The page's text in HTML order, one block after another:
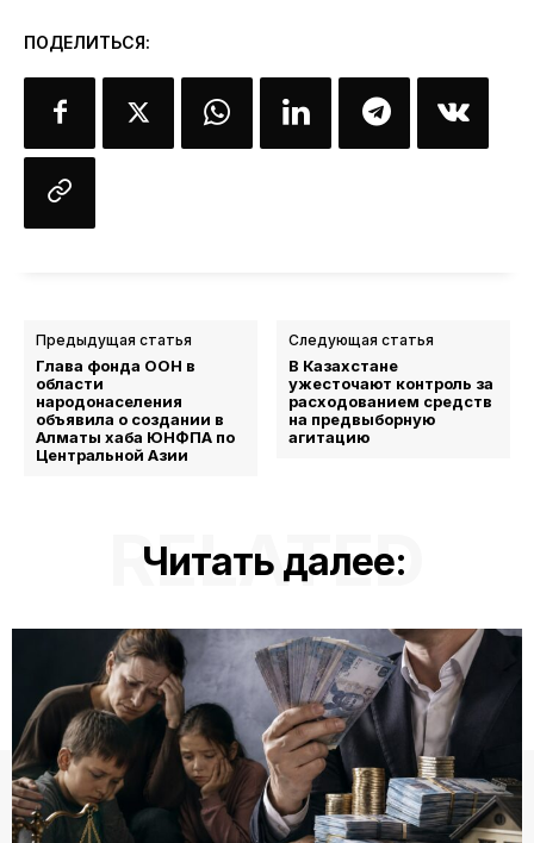
ПОДЕЛИТЬСЯ:
Предыдущая статья
Глава фонда ООН в
области
народонаселения
объявила о создании в
Алматы хаба ЮНФПА по
Центральной Азии
Следующая статья
В Казахстане
ужесточают контроль за
расходованием средств
на предвыборную
агитацию
Читать далее:
RELATED